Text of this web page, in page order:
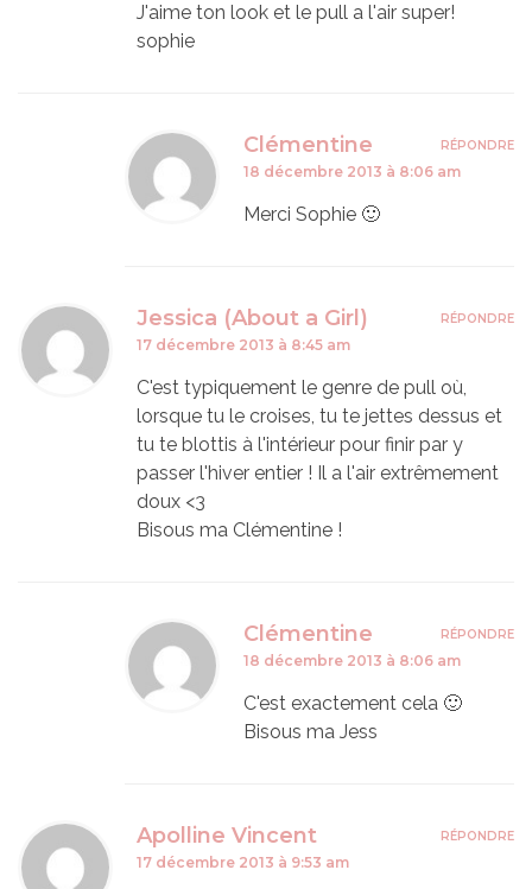
J'aime ton look et le pull a l'air super!
sophie
Clémentine
18 décembre 2013 à 8:06 am
Merci Sophie 🙂
RÉPONDRE
Jessica (About a Girl)
17 décembre 2013 à 8:45 am
C'est typiquement le genre de pull où,
lorsque tu le croises, tu te jettes dessus et
tu te blottis à l'intérieur pour finir par y
passer l'hiver entier ! Il a l'air extrêmement
doux <3
Bisous ma Clémentine !
RÉPONDRE
Clémentine
18 décembre 2013 à 8:06 am
C'est exactement cela 🙂
Bisous ma Jess
RÉPONDRE
Apolline Vincent
17 décembre 2013 à 9:53 am
RÉPONDRE